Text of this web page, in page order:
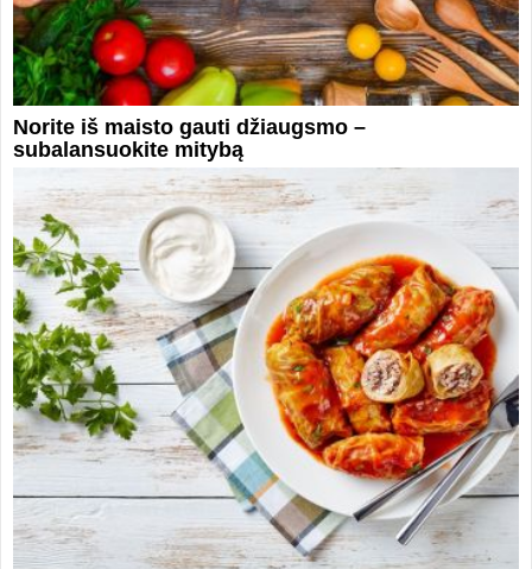
Norite iš maisto gauti džiaugsmo –
subalansuokite mitybą